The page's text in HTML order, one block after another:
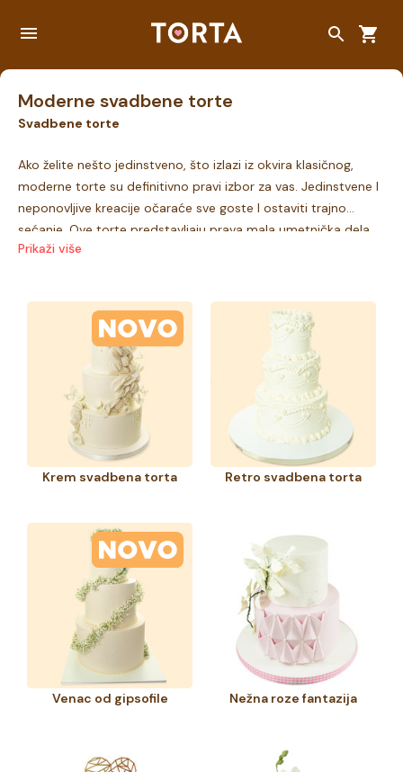
Moderne svadbene torte
Svadbene torte
Ako želite nešto jedinstveno, što izlazi iz okvira klasičnog,
moderne torte su definitivno pravi izbor za vas. Jedinstvene I
neponovljive kreacije očaraće sve goste I ostaviti trajno
sećanje. Ove torte predstavljaju prava mala umetnička dela.
Ono što čini moderne torte posebnim jeste kombinacija
mladenačke torte, kao itorte sa kapkejkovimaza vaše
venčanje iz bajke.
Prikaži više
Krem svadbena torta Retro svadbena torta
Venac od gipsofile Nežna roze fantazija